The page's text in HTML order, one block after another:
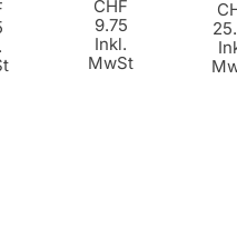
CHF
9.75
Inkl.
MwSt